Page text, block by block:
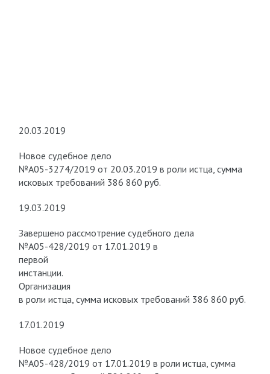
20.03.2019
Новое судебное дело
№А05-3274/2019 от 20.03.2019 в роли истца, сумма
исковых требований 386 860 руб.
19.03.2019
Завершено рассмотрение судебного дела
№А05-428/2019 от 17.01.2019 в
первой
инстанции.
Организация
в роли истца, сумма исковых требований 386 860 руб.
17.01.2019
Новое судебное дело
№А05-428/2019 от 17.01.2019 в роли истца, сумма